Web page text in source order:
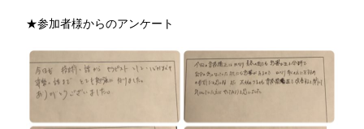
★参加者様からのアンケート